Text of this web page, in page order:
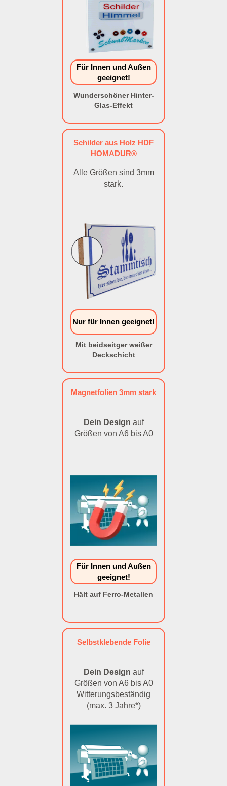
Für Innen und Außen
geeignet!
Wunderschöner Hinter-
Glas-Effekt
Schilder aus Holz HDF
HOMADUR®
Alle Größen sind 3mm
stark.
Nur für Innen geeignet!
Mit beidseitger weißer
Deckschicht
Magnetfolien 3mm stark
Dein Design auf
Größen von A6 bis A0
Für Innen und Außen
geeignet!
Hält auf Ferro-Metallen
Selbstklebende Folie
Dein Design auf
Größen von A6 bis A0
Witterungsbeständig
(max. 3 Jahre*)